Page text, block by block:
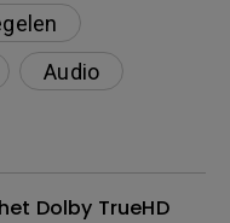
Audio
Dolby TrueHD